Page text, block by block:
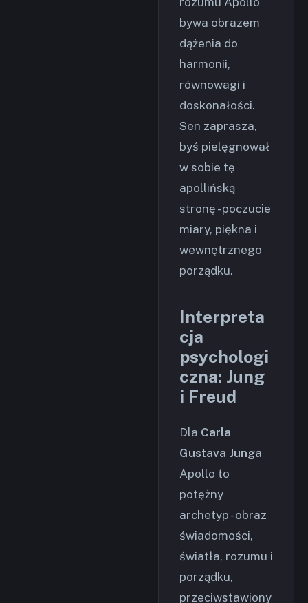
bywa obrazem
dążenia do
harmonii,
równowagi i
doskonałości.
Sen zaprasza,
byś pielęgnował
w sobie tę
apollińską
stronę - poczucie
miary, piękna i
wewnętrznego
porządku.
Interpreta
cja
psychologi
czna: Jung
i Freud
Dla Carla
Gustava Junga
Apollo to
potężny
archetyp - obraz
świadomości,
światła, rozumu i
porządku,
przeciwstawiony